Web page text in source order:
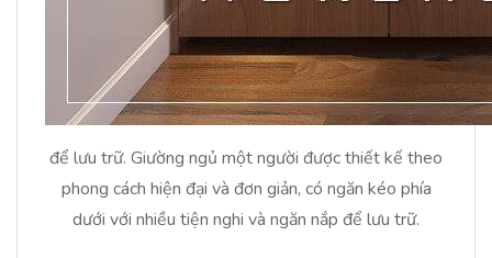
để lưu trữ. Giường ngủ một người được thiết kế theo
phong cách hiện đại và đơn giản, có ngăn kéo phía
dưới với nhiều tiện nghi và ngăn nắp để lưu trữ.